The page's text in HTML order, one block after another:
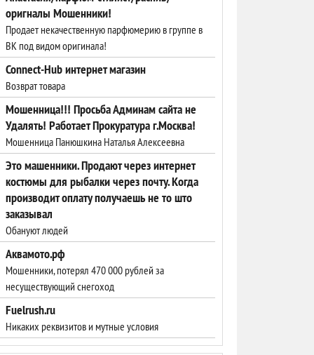
оригналы Мошенники!
Продает некачественную парфюмерию в группе в
ВК под видом оригинала!
Connect-Hub интернет магазин
Возврат товара
Мошенница!!! Просьба Админам сайта не
Удалять! Работает Прокуратура г.Москва!
Мошенница Панюшкина Наталья Алексеевна
Это машенники. Продают через интернет
костюмы для рыбалки через почту. Когда
производит оплату получаешь не то што
заказывал
Обануют людей
Аквамото.рф
Мошенники, потерял 470 000 рублей за
несуществующий снегоход
Fuelrush.ru
Никаких реквизитов и мутные условия